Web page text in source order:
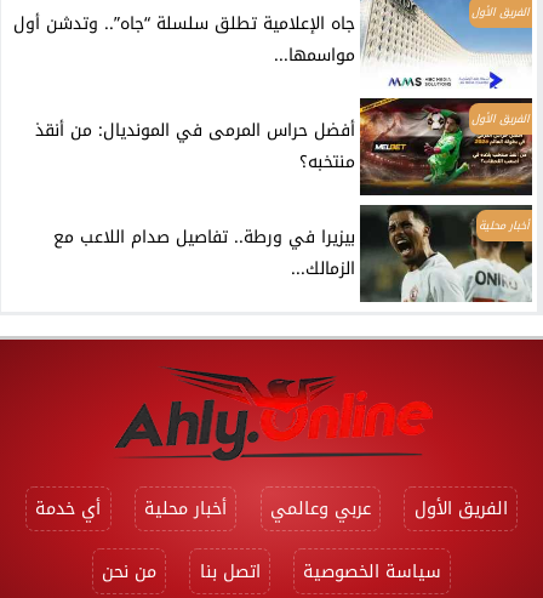
الفريق الأول
جاه الإعلامية تطلق سلسلة “جاه”.. وتدشن أول
مواسمها...
الفريق الأول
أفضل حراس المرمى في المونديال: من أنقذ
منتخبه؟
أخبار محلية
بيزيرا في ورطة.. تفاصيل صدام اللاعب مع
الزمالك...
الفريق الأول عربي وعالمي أخبار محلية
أي خدمة
سياسة الخصوصية
اتصل بنا من نحن